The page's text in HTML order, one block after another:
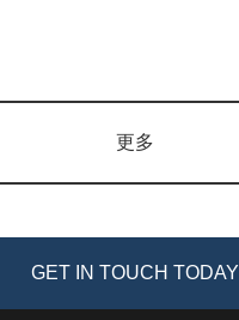
更多
GET IN TOUCH TODAY